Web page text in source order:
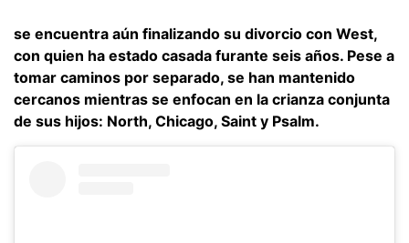
se encuentra aún finalizando su divorcio con West,
con quien ha estado casada furante seis años. Pese a
tomar caminos por separado, se han mantenido
cercanos mientras se enfocan en la crianza conjunta
de sus hijos: North, Chicago, Saint y Psalm.